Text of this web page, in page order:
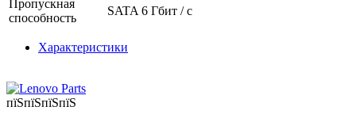
Пропускная
способность
SATA 6 Гбит / с
Характеристики
пїЅпїЅпїЅпїЅ